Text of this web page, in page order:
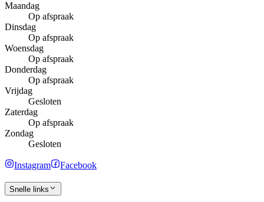
Maandag
Op afspraak
Dinsdag
Op afspraak
Woensdag
Op afspraak
Donderdag
Op afspraak
Vrijdag
Gesloten
Zaterdag
Op afspraak
Zondag
Gesloten
Instagram Facebook
Snelle links